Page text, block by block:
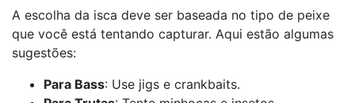
A escolha da isca deve ser baseada no tipo de peixe
que você está tentando capturar. Aqui estão algumas
sugestões:
Para Bass: Use jigs e crankbaits.